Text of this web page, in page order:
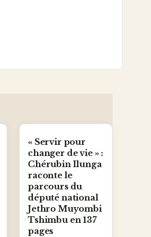
« Servir pour
changer de vie » :
Chérubin Ilunga
raconte le
parcours du
député national
Jethro Muyombi
Tshimbu en 137
pages